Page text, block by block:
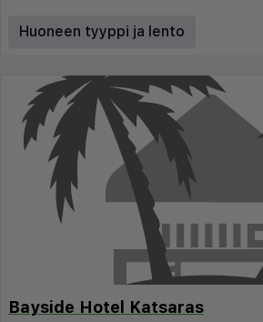
Huoneen tyyppi ja lento
Bayside Hotel Katsaras